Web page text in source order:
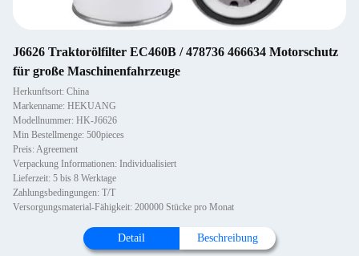
J6626 Traktorölfilter EC460B / 478736 466634 Motorschutz
für große Maschinenfahrzeuge
Herkunftsort: China
Markenname: HEKUANG
Modellnummer: HK-J6626
Min Bestellmenge: 500pieces
Preis: Agreement
Verpackung Informationen: Individualisiert
Lieferzeit: 5 bis 8 Werktage
Zahlungsbedingungen: T/T
Versorgungsmaterial-Fähigkeit: 200000 Stücke pro Monat
Detail Beschreibung